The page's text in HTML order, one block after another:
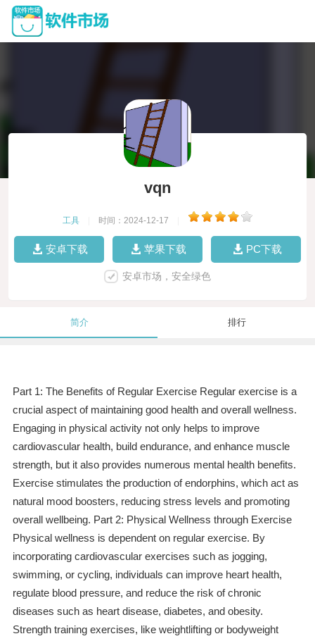
vqn
工具 时间：2024-12-17
安卓下载 苹果下载 PC下载
安卓市场，安全绿色
简介 排行
Part 1: The Benefits of Regular Exercise Regular exercise is a
crucial aspect of maintaining good health and overall wellness.
Engaging in physical activity not only helps to improve
cardiovascular health, build endurance, and enhance muscle
strength, but it also provides numerous mental health benefits.
Exercise stimulates the production of endorphins, which act as
natural mood boosters, reducing stress levels and promoting
overall wellbeing. Part 2: Physical Wellness through Exercise
Physical wellness is dependent on regular exercise. By
incorporating cardiovascular exercises such as jogging,
swimming, or cycling, individuals can improve heart health,
regulate blood pressure, and reduce the risk of chronic
diseases such as heart disease, diabetes, and obesity.
Strength training exercises, like weightlifting or bodyweight